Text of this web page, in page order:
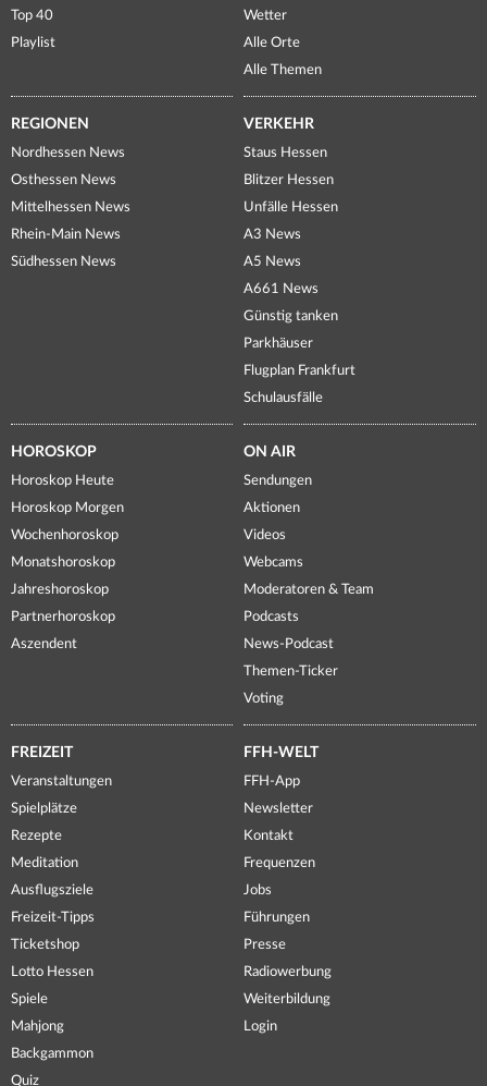
Top 40
Playlist
Wetter
Alle Orte
Alle Themen
REGIONEN
Nordhessen News
Osthessen News
Mittelhessen News
Rhein-Main News
Südhessen News
VERKEHR
Staus Hessen
Blitzer Hessen
Unfälle Hessen
A3 News
A5 News
A661 News
Günstig tanken
Parkhäuser
Flugplan Frankfurt
Schulausfälle
HOROSKOP
Horoskop Heute
Horoskop Morgen
Wochenhoroskop
Monatshoroskop
Jahreshoroskop
Partnerhoroskop
Aszendent
ON AIR
Sendungen
Aktionen
Videos
Webcams
Moderatoren & Team
Podcasts
News-Podcast
Themen-Ticker
Voting
FREIZEIT
Veranstaltungen
Spielplätze
Rezepte
Meditation
Ausflugsziele
Freizeit-Tipps
Ticketshop
Lotto Hessen
Spiele
Mahjong
Backgammon
Quiz
FFH-WELT
FFH-App
Newsletter
Kontakt
Frequenzen
Jobs
Führungen
Presse
Radiowerbung
Weiterbildung
Login